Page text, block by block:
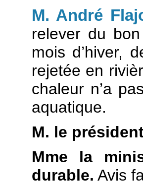
M. André
relever du
mois d’hiver,
rejetée en
chaleur n’a
aquatique.
M. le
Mme la
durable. Avis